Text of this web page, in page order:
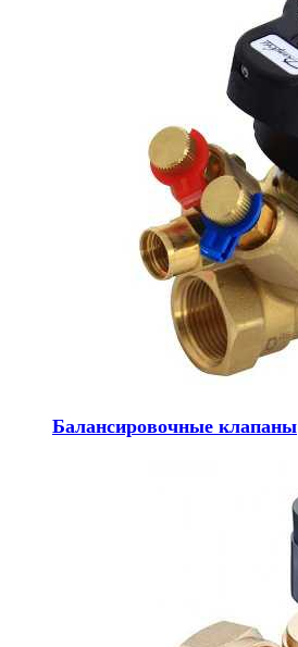
Балансировочные клапаны